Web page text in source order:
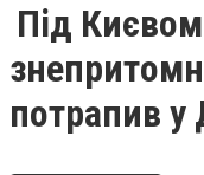
Під
потрапив